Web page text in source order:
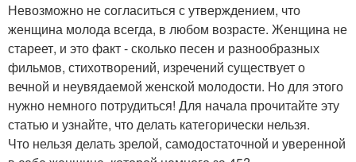
Невозможно не согласиться с утверждением, что
женщина молода всегда, в любом возрасте. Женщина не
стареет, и это факт - сколько песен и разнообразных
фильмов, стихотворений, изречений существует о
вечной и неувядаемой женской молодости. Но для этого
нужно немного потрудиться! Для начала прочитайте эту
статью и узнайте, что делать категорически нельзя.
Что нельзя делать зрелой, самодостаточной и уверенной